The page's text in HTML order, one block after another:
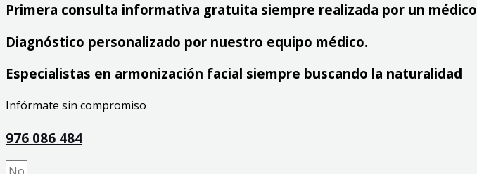
Primera consulta informativa gratuita siempre realizada por un médico
Diagnóstico personalizado por nuestro equipo médico.
Especialistas en armonización facial siempre buscando la naturalidad
Infórmate sin compromiso
976 086 484